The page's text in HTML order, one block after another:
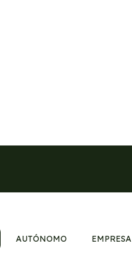
AUTÓNOMO EMPRESA